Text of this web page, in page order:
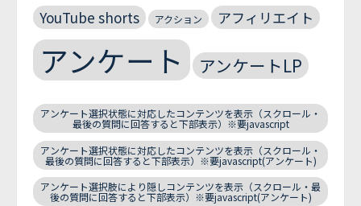
YouTube shorts
アクション アフィリエイト
アンケート アンケートLP
アンケート選択状態に対応したコンテンツを表示（スクロール・
最後の質問に回答すると下部表示）※要javascript
アンケート選択状態に対応したコンテンツを表示（スクロール・
最後の質問に回答すると下部表示）※要javascript(アンケート)
アンケート選択肢により隠しコンテンツを表示（スクロール・最
後の質問に回答すると下部表示）※要javascript(アンケート)